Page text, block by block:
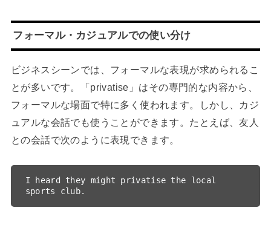
フォーマル・カジュアルでの使い分け
ビジネスシーンでは、フォーマルな表現が求められるこ
とが多いです。「privatise」はその専門的な内容から、
フォーマルな場面で特に多く使われます。しかし、カジ
ュアルな会話でも使うことができます。たとえば、友人
との会話で次のように表現できます。
I heard they might privatise the local